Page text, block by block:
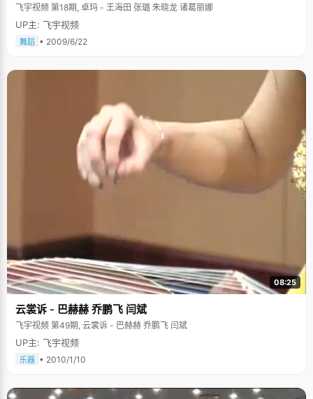
飞宇视频 第18期, 卓玛 - 王海田 张璐 朱晓龙 诸葛丽娜
UP主: 飞宇视频
舞蹈 • 2009/6/22
08:25
云裳诉 - 巴赫赫 乔鹏飞 闫斌
飞宇视频 第49期, 云裳诉 - 巴赫赫 乔鹏飞 闫斌
UP主: 飞宇视频
乐器 • 2010/1/10